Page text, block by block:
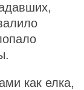
как елка,